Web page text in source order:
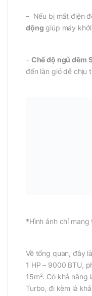
– Nếu bị mất điện
động giúp máy
– Chế độ ngủ đêm
đến làn gió dễ chịu
*Hình ảnh chỉ mang
Về tổng quan, đây
1 HP – 9000 BTU,
15m². Có khả năng
Turbo, đi kèm là